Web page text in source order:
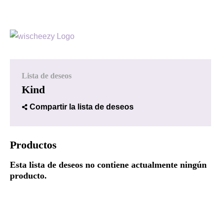
Lista de deseos
Kind
Compartir la lista de deseos
Productos
Esta lista de deseos no contiene actualmente ningún
producto.